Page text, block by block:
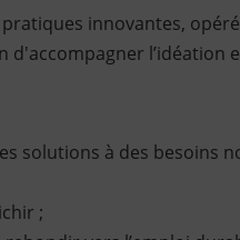
innovantes,
solutions à des besoins
;